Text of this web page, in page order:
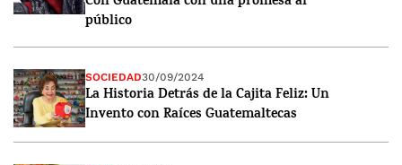
público
SOCIEDAD30/09/2024
La Historia Detrás de la Cajita Feliz: Un
Invento con Raíces Guatemaltecas